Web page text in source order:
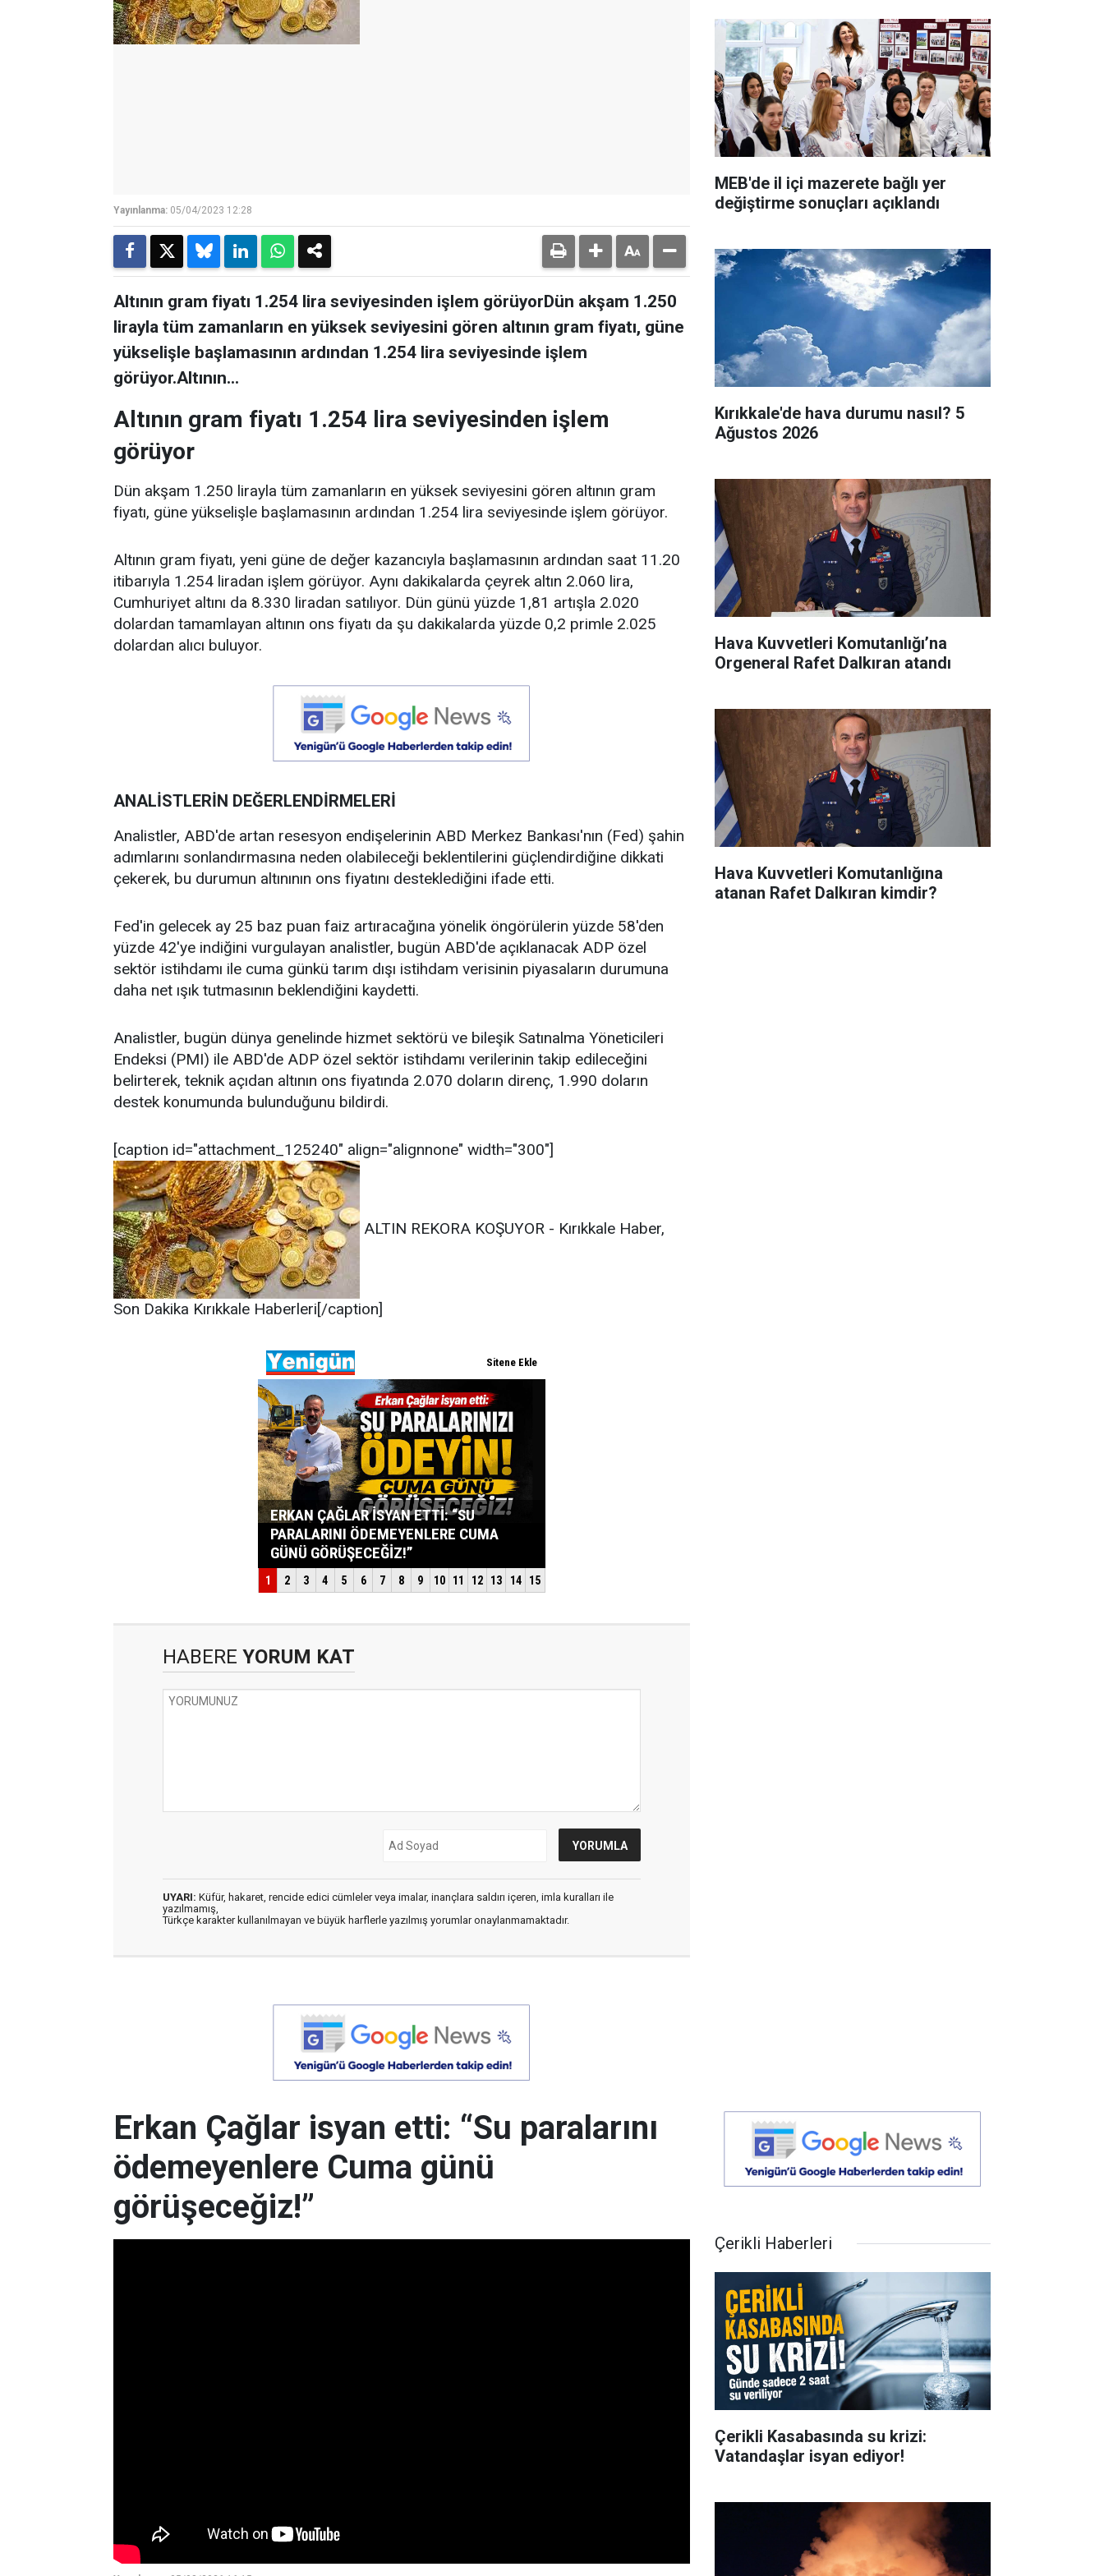
Yayınlanma: 05/04/2023 12:28
Altının gram fiyatı 1.254 lira seviyesinden işlem görüyorDün akşam 1.250
lirayla tüm zamanların en yüksek seviyesini gören altının gram fiyatı, güne
yükselişle başlamasının ardından 1.254 lira seviyesinde işlem
görüyor.Altının...
Altının gram fiyatı 1.254 lira seviyesinden işlem
görüyor
Dün akşam 1.250 lirayla tüm zamanların en yüksek seviyesini gören altının gram
fiyatı, güne yükselişle başlamasının ardından 1.254 lira seviyesinde işlem görüyor.
Altının gram fiyatı, yeni güne de değer kazancıyla başlamasının ardından saat 11.20
itibarıyla 1.254 liradan işlem görüyor. Aynı dakikalarda çeyrek altın 2.060 lira,
Cumhuriyet altını da 8.330 liradan satılıyor. Dün günü yüzde 1,81 artışla 2.020
dolardan tamamlayan altının ons fiyatı da şu dakikalarda yüzde 0,2 primle 2.025
dolardan alıcı buluyor.
ANALİSTLERİN DEĞERLENDİRMELERİ
Analistler, ABD'de artan resesyon endişelerinin ABD Merkez Bankası'nın (Fed) şahin
adımlarını sonlandırmasına neden olabileceği beklentilerini güçlendirdiğine dikkati
çekerek, bu durumun altınının ons fiyatını desteklediğini ifade etti.
Fed'in gelecek ay 25 baz puan faiz artıracağına yönelik öngörülerin yüzde 58'den
yüzde 42'ye indiğini vurgulayan analistler, bugün ABD'de açıklanacak ADP özel
sektör istihdamı ile cuma günkü tarım dışı istihdam verisinin piyasaların durumuna
daha net ışık tutmasının beklendiğini kaydetti.
Analistler, bugün dünya genelinde hizmet sektörü ve bileşik Satınalma Yöneticileri
Endeksi (PMI) ile ABD'de ADP özel sektör istihdamı verilerinin takip edileceğini
belirterek, teknik açıdan altının ons fiyatında 2.070 doların direnç, 1.990 doların
destek konumunda bulunduğunu bildirdi.
[caption id="attachment_125240" align="alignnone" width="300"]
ALTIN REKORA KOŞUYOR - Kırıkkale Haber,
Son Dakika Kırıkkale Haberleri[/caption]
HABERE YORUM KAT
UYARI: Küfür, hakaret, rencide edici cümleler veya imalar, inançlara saldırı içeren, imla kuralları ile
yazılmamış,
Türkçe karakter kullanılmayan ve büyük harflerle yazılmış yorumlar onaylanmamaktadır.
MEB'de il içi mazerete bağlı yer
değiştirme sonuçları açıklandı
Kırıkkale'de hava durumu nasıl? 5
Ağustos 2026
Hava Kuvvetleri Komutanlığı’na
Orgeneral Rafet Dalkıran atandı
Hava Kuvvetleri Komutanlığına
atanan Rafet Dalkıran kimdir?
Erkan Çağlar isyan etti: “Su paralarını
ödemeyenlere Cuma günü
görüşeceğiz!”
Çerikli Haberleri
Çerikli Kasabasında su krizi:
Vatandaşlar isyan ediyor!